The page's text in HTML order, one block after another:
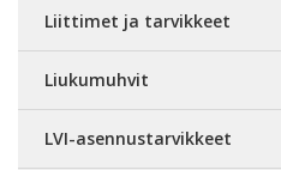
Liittimet ja tarvikkeet
Liukumuhvit
LVI-asennustarvikkeet